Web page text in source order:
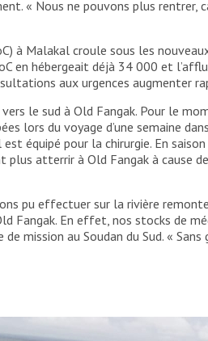
« Nous ne pouvons plus rentrer,
à Malakal croule sous les
en hébergeait déjà 34 000 et
aux urgences augmenter
le sud à Old Fangak. Pour le
lors du voyage d’une semaine
équipé pour la chirurgie. En
plus atterrir à Old Fangak à cause
pu effectuer sur la rivière
Fangak. En effet, nos stocks de
mission au Soudan du Sud. «